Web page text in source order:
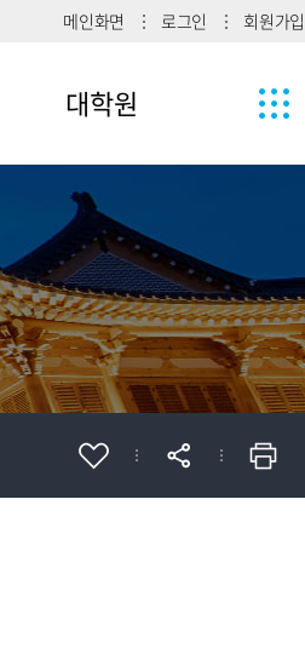
메인화면 로그인 회원가입
대학원